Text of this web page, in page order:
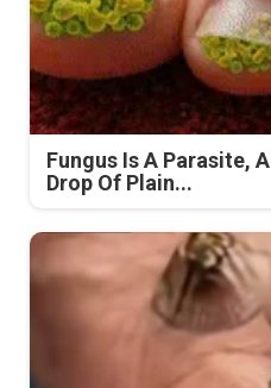
Fungus Is A Parasite,
Drop Of Plain...